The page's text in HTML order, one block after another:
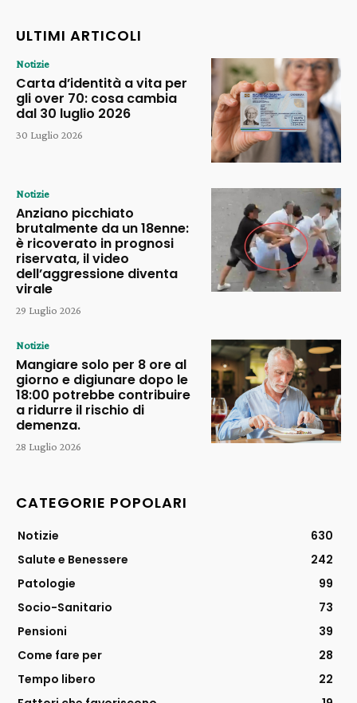
ULTIMI ARTICOLI
Notizie
Carta d’identità a vita per
gli over 70: cosa cambia
dal 30 luglio 2026
30 Luglio 2026
Notizie
Anziano picchiato
brutalmente da un 18enne:
è ricoverato in prognosi
riservata, il video
dell’aggressione diventa
virale
29 Luglio 2026
Notizie
Mangiare solo per 8 ore al
giorno e digiunare dopo le
18:00 potrebbe contribuire
a ridurre il rischio di
demenza.
28 Luglio 2026
CATEGORIE POPOLARI
Notizie
630
Salute e Benessere
242
Patologie
99
Socio-Sanitario
73
Pensioni
39
Come fare per
28
Tempo libero
22